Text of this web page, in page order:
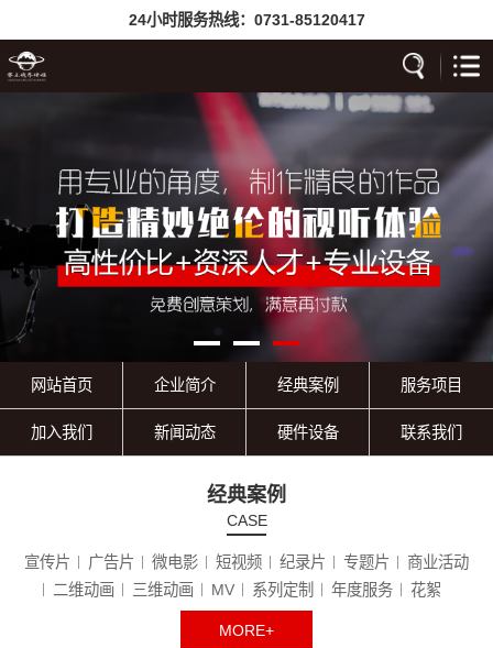
24小时服务热线： 0731-85120417
网站首页 企业简介 经典案例 服务项目
加入我们 新闻动态 硬件设备 联系我们
经典案例
CASE
宣传片 广告片 微电影 短视频 纪录片 专题片
商业活动
二维动画
三维动画 MV 系列定制 年度服务 花絮
MORE+